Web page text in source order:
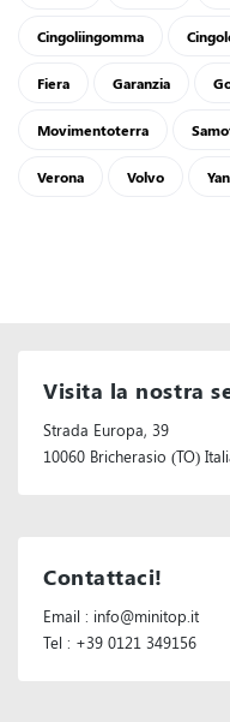
Cingoliingomma
Fiera Garanzia
Movimentoterra
Verona Volvo
Visita la nostra
Strada Europa, 39
10060 Bricherasio (TO)
Contattaci!
Email : info@minitop.it
Tel : +39 0121 349156